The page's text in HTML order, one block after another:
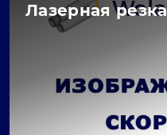
Лазерная резка